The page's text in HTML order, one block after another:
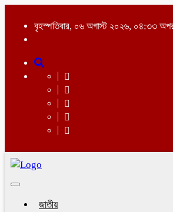
বৃহস্পতিবার, ০৬ অগাস্ট ২০২৬, ০৪:৩৩
Toggle
জাতীয়